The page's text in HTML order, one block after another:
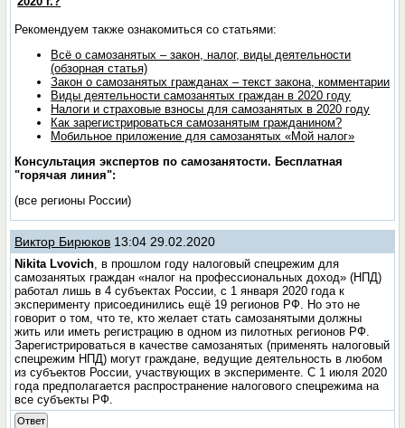
Рекомендуем также ознакомиться со статьями:
Всё о самозанятых – закон, налог, виды деятельности
(обзорная статья)
Закон о самозанятых гражданах – текст закона, комментарии
Виды деятельности самозанятых граждан в 2020 году
Налоги и страховые взносы для самозанятых в 2020 году
Как зарегистрироваться самозанятым гражданином?
Мобильное приложение для самозанятых «Мой налог»
Консультация экспертов по самозанятости. Бесплатная
"горячая линия":
(все регионы России)
Виктор Бирюков 13:04 29.02.2020
Nikita Lvovich , в прошлом году налоговый спецрежим для
самозанятых граждан «налог на профессиональных доход» (НПД)
работал лишь в 4 субъектах России, с 1 января 2020 года к
эксперименту присоединились ещё 19 регионов РФ. Но это не
говорит о том, что те, кто желает стать самозанятыми должны
жить или иметь регистрацию в одном из пилотных регионов РФ.
Зарегистрироваться в качестве самозанятых (применять налоговый
спецрежим НПД) могут граждане, ведущие деятельность в любом
из субъектов России, участвующих в эксперименте. С 1 июля 2020
года предполагается распространение налогового спецрежима на
все субъекты РФ.
Ответ